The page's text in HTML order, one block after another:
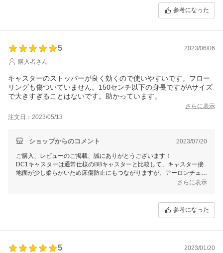
参考になった
5
2023/06/06
購入者さん
キャスターのストッパーが良く効くので使いやすいです。フロー
リングも傷ついていません。150センチ以下の身長ですがAサイズ
で大きすぎることはないです。助かっています。
さらに表示
注文日：2023/05/13
ショップからのコメント 2023/07/20
ご購入、レビューのご掲載、誠にありがとうございます！
DC1キャスターは通常仕様のBBキャスターと比較して、キャスター接
地面が少し柔らかいため床傷防止にもつながりますが、アーロンチェア
は２０kgほど自重もございますので、定期的に床の状態をご確認いた
何か気になる点、ご不明な点などがございましたらお気軽にお問い合わ
さらに表示
参考になった
5
2023/01/20